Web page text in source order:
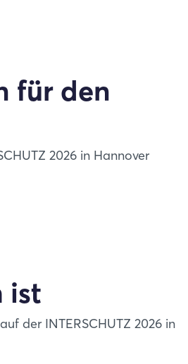
für den
2026 in Hannover
ist
der INTERSCHUTZ 2026 in